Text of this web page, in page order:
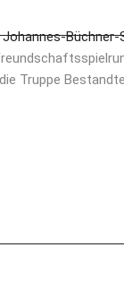
Büchner-
Truppe